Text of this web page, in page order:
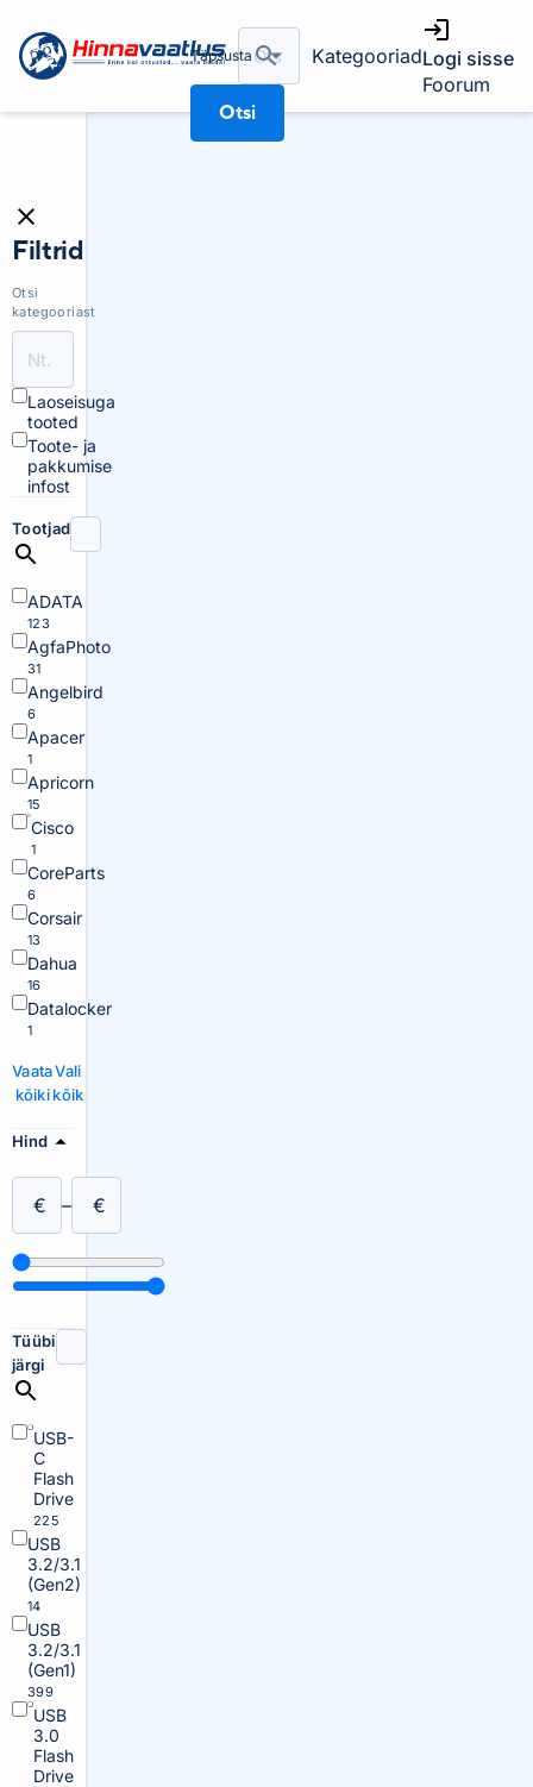
Täpsusta
Otsi
KategooriadLogi sisse
Foorum
Filtrid
Otsi
kategooriast
Laoseisuga
tooted
Toote- ja
pakkumise
infost
Tootjad
ADATA
123
AgfaPhoto
31
Angelbird
6
Apacer
1
Apricorn
15
Cisco
1
CoreParts
6
Corsair
13
Dahua
16
Datalocker
1
Vaata
kõiki
Vali
kõik
Hind
€ – €
Tüübi
järgi
USB-
C
Flash
Drive
225
USB
3.2/3.1
(Gen2)
14
USB
3.2/3.1
(Gen1)
399
USB
3.0
Flash
Drive